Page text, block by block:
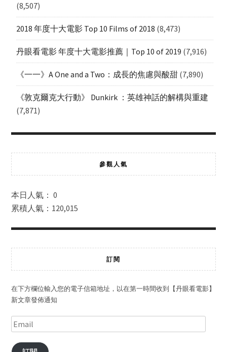
(8,507)
2018 年度十大電影 Top 10 Films of 2018 (8,473)
丹眼看電影 年度十大電影推薦｜Top 10 of 2019 (7,916)
《一一》A One and a Two：成長的焦慮與酸甜 (7,890)
《敦克爾克大行動》 Dunkirk ：英雄神話的解構與重建
(7,871)
參觀人氣
本日人氣： 0
累積人氣：120,015
訂閱
在下方欄位輸入您的電子信箱地址，以在第一時間收到【丹眼看電影】
新文章發佈通知